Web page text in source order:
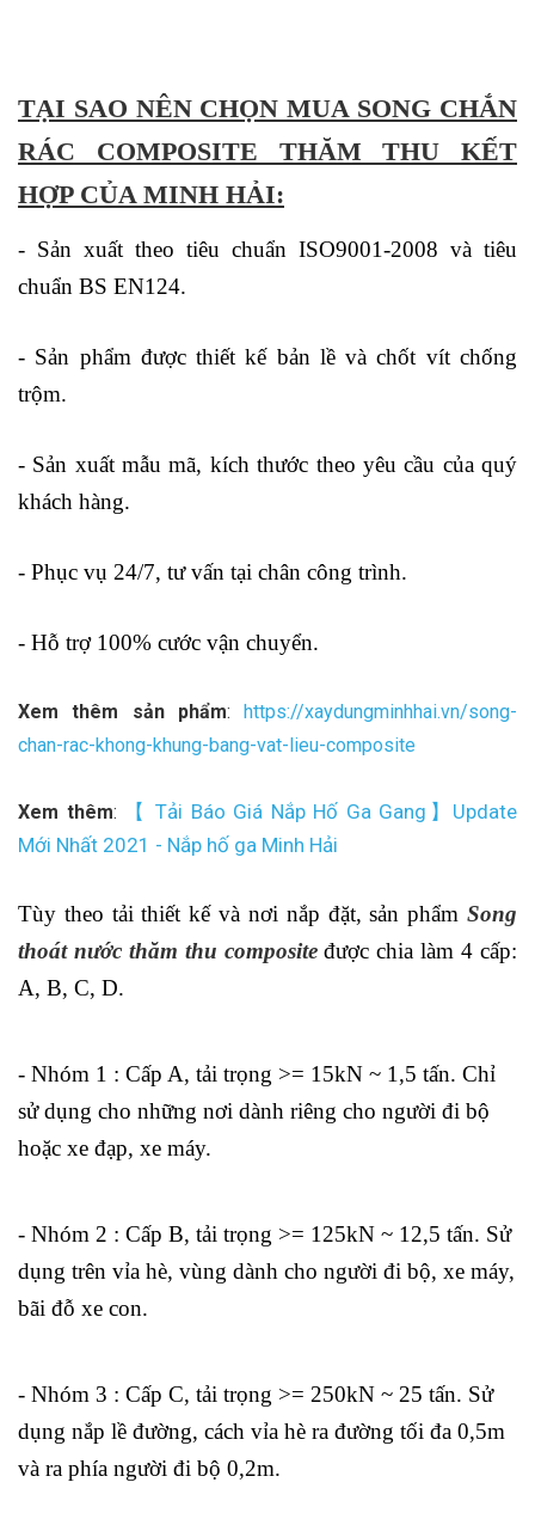
TẠI SAO NÊN CHỌN MUA SONG CHẮN
RÁC COMPOSITE THĂM THU KẾT
HỢP CỦA MINH HẢI:
- Sản xuất theo tiêu chuẩn ISO9001-2008 và tiêu
chuẩn BS EN124.
- Sản phẩm được thiết kế bản lề và chốt vít chống
trộm.
- Sản xuất mẫu mã, kích thước theo yêu cầu của quý
khách hàng.
- Phục vụ 24/7, tư vấn tại chân công trình.
- Hỗ trợ 100% cước vận chuyển.
Xem thêm sản phẩm: https://xaydungminhhai.vn/song-
chan-rac-khong-khung-bang-vat-lieu-composite
Xem thêm:
【 Tải Báo Giá Nắp Hố Ga Gang】Update
Mới Nhất 2021 - Nắp hố ga Minh Hải
Tùy theo tải thiết kế và nơi nắp đặt, sản phẩm Song
thoát nước thăm thu compositeđược chia làm 4 cấp:
A, B, C, D.
- Nhóm 1 : Cấp A, tải trọng >= 15kN ~ 1,5 tấn. Chỉ
sử dụng cho những nơi dành riêng cho người đi bộ
hoặc xe đạp, xe máy.
- Nhóm 2 : Cấp B, tải trọng >= 125kN ~ 12,5 tấn. Sử
dụng trên vỉa hè, vùng dành cho người đi bộ, xe máy,
bãi đỗ xe con.
- Nhóm 3 : Cấp C, tải trọng >= 250kN ~ 25 tấn. Sử
dụng nắp lề đường, cách vỉa hè ra đường tối đa 0,5m
và ra phía người đi bộ 0,2m.